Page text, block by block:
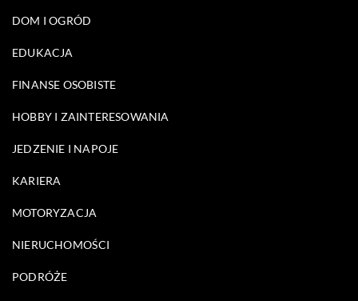
DOM I OGRÓD
EDUKACJA
FINANSE OSOBISTE
HOBBY I ZAINTERESOWANIA
JEDZENIE I NAPOJE
KARIERA
MOTORYZACJA
NIERUCHOMOŚCI
PODRÓŻE